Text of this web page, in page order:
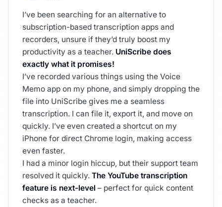
I’ve been searching for an alternative to
subscription-based transcription apps and
recorders, unsure if they’d truly boost my
productivity as a teacher. UniScribe does
exactly what it promises!
I’ve recorded various things using the Voice
Memo app on my phone, and simply dropping the
file into UniScribe gives me a seamless
transcription. I can file it, export it, and move on
quickly. I’ve even created a shortcut on my
iPhone for direct Chrome login, making access
even faster.
I had a minor login hiccup, but their support team
resolved it quickly. The YouTube transcription
feature is next-level – perfect for quick content
checks as a teacher.